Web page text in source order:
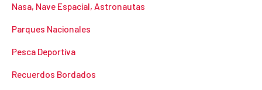
Nasa, Nave Espacial, Astronautas
Parques Nacionales
Pesca Deportiva
Recuerdos Bordados